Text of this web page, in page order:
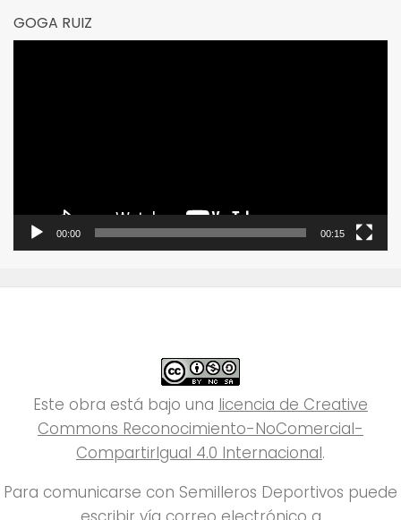
GOGA RUIZ
00:00 00:15
Este obra está bajo una licencia de Creative
Commons Reconocimiento-NoComercial-
CompartirIgual 4.0 Internacional.
Para comunicarse con Semilleros Deportivos puede